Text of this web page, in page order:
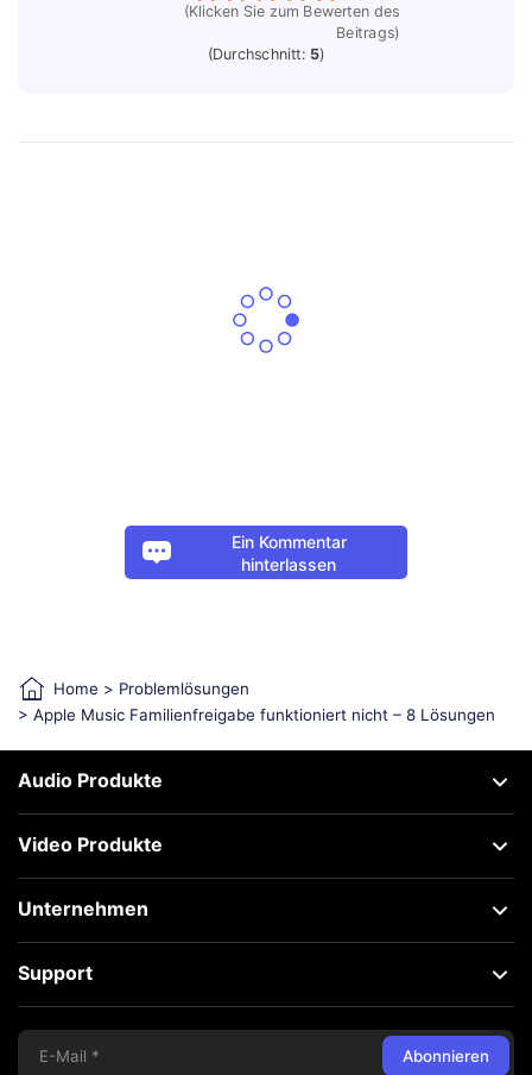
(Klicken Sie zum Bewerten des
Beitrags)
(Durchschnitt: 5)
Ein Kommentar
hinterlassen
Home > Problemlösungen
> Apple Music Familienfreigabe funktioniert nicht – 8 Lösungen
Audio Produkte
Video Produkte
Unternehmen
Support
Abonnieren